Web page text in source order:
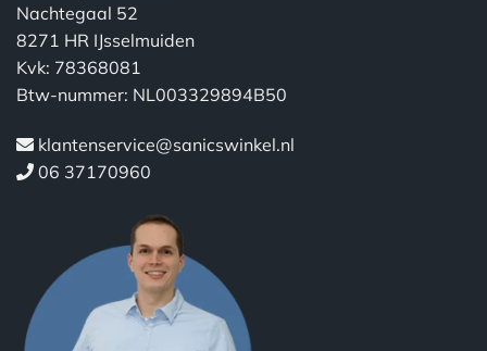
Nachtegaal 52
8271 HR IJsselmuiden
Kvk: 78368081
Btw-nummer: NL003329894B50
klantenservice@sanicswinkel.nl
06 37170960